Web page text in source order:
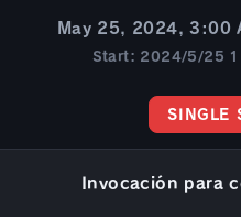
May 25, 2024, 3:00
Start: 2024/5/25
SINGLE
Invocación para